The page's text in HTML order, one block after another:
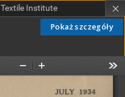
Pokaż szczegóły
Textile Institute